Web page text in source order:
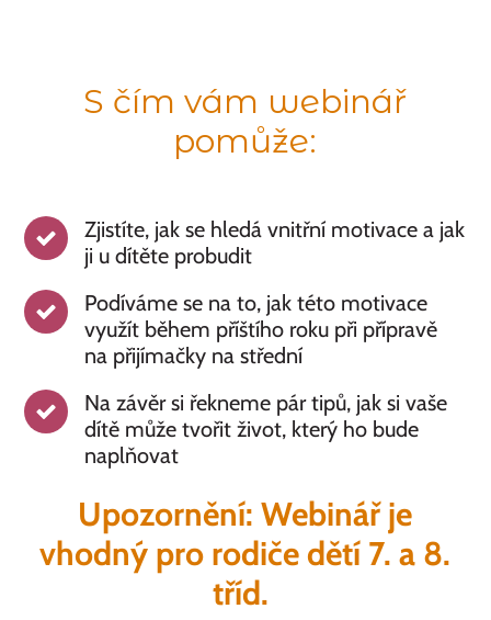
S čím vám webinář
pomůže:
Zjistíte, jak se hledá vnitřní motivace a jak
ji u dítěte probudit
Podíváme se na to, jak této motivace
využít během příštího roku při přípravě
na přijímačky na střední
Na závěr si řekneme pár tipů, jak si vaše
dítě může tvořit život, který ho bude
naplňovat
Upozornění: Webinář je
vhodný pro rodiče dětí 7. a 8.
tříd.